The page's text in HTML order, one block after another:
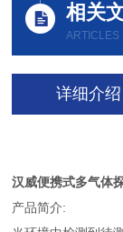
相关
ARTICLES
详细介绍
汉威便携式多气体
产品简介: